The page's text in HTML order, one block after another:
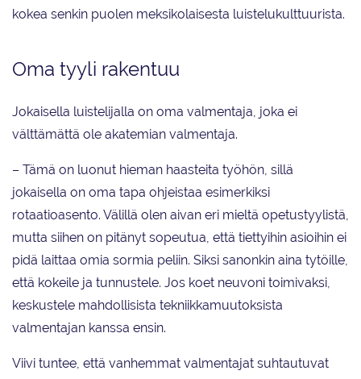
kokea senkin puolen meksikolaisesta luistelukulttuurista.
Oma tyyli rakentuu
Jokaisella luistelijalla on oma valmentaja, joka ei
välttämättä ole akatemian valmentaja.
– Tämä on luonut hieman haasteita työhön, sillä
jokaisella on oma tapa ohjeistaa esimerkiksi
rotaatioasento. Välillä olen aivan eri mieltä opetustyylistä,
mutta siihen on pitänyt sopeutua, että tiettyihin asioihin ei
pidä laittaa omia sormia peliin. Siksi sanonkin aina tytöille,
että kokeile ja tunnustele. Jos koet neuvoni toimivaksi,
keskustele mahdollisista tekniikkamuutoksista
valmentajan kanssa ensin.
Viivi tuntee, että vanhemmat valmentajat suhtautuvat